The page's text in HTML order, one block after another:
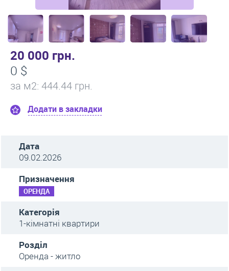
20 000 грн.
0 $
за м2: 444.44 грн.
Додати в закладки
Дата
09.02.2026
Призначення
ОРЕНДА
Категорія
1-кімнатні квартири
Розділ
Оренда - житло